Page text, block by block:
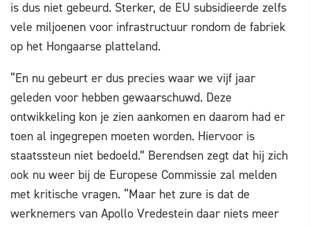
is dus niet gebeurd. Sterker, de EU subsidieerde zelfs
vele miljoenen voor infrastructuur rondom de fabriek
op het Hongaarse platteland.
“En nu gebeurt er dus precies waar we vijf jaar
geleden voor hebben gewaarschuwd. Deze
ontwikkeling kon je zien aankomen en daarom had er
toen al ingegrepen moeten worden. Hiervoor is
staatssteun niet bedoeld.” Berendsen zegt dat hij zich
ook nu weer bij de Europese Commissie zal melden
met kritische vragen. “Maar het zure is dat de
werknemers van Apollo Vredestein daar niets meer